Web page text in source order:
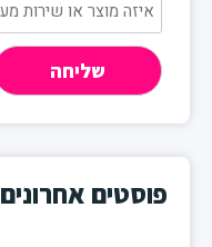
פוסטים אחרונים